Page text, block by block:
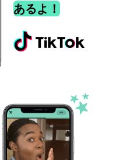
あるよ！